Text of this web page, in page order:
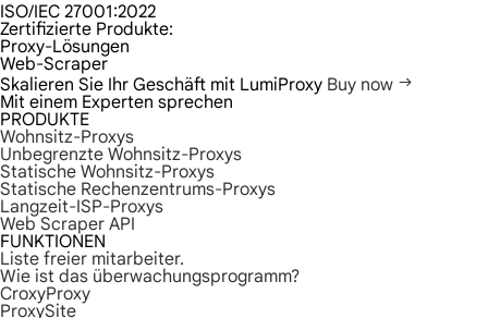
ISO/IEC 27001:2022
Zertifizierte Produkte:
Proxy-Lösungen
Web-Scraper
Skalieren Sie Ihr Geschäft mit LumiProxy Buy now
Mit einem Experten sprechen
PRODUKTE
Wohnsitz-Proxys
Unbegrenzte Wohnsitz-Proxys
Statische Wohnsitz-Proxys
Statische Rechenzentrums-Proxys
Langzeit-ISP-Proxys
Web Scraper API
FUNKTIONEN
Liste freier mitarbeiter.
Wie ist das überwachungsprogramm?
CroxyProxy
ProxySite